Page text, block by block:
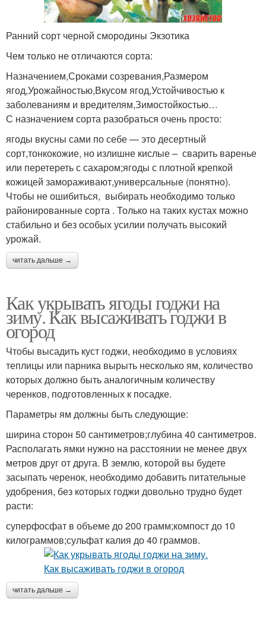
Ранний сорт черной смородины Экзотика
Чем только не отличаются сорта:
Назначением,Сроками созревания,Размером
ягод,Урожайностью,Вкусом ягод,Устойчивостью к
заболеваниям и вредителям,Зимостойкостью…
С назначением сорта разобраться очень просто:
ягоды вкусны сами по себе — это десертный
сорт,тонкокожие, но излишне кислые – сварить варенье
или перетереть с сахаром;ягоды с плотной крепкой
кожицей замораживают,универсальные (понятно).
Чтобы не ошибиться, выбирать необходимо только
районированные сорта . Только на таких кустах можно
стабильно и без особых усилии получать высокий
урожай.
читать дальше →
Как укрывать ягоды годжи на
зиму. Как высаживать годжи в
огород
Чтобы высадить куст годжи, необходимо в условиях
теплицы или парника вырыть несколько ям, количество
которых должно быть аналогичным количеству
черенков, подготовленных к посадке.
Параметры ям должны быть следующие:
ширина сторон 50 сантиметров;глубина 40 сантиметров.
Располагать ямки нужно на расстоянии не менее двух
метров друг от друга. В землю, которой вы будете
засыпать черенок, необходимо добавить питательные
удобрения, без которых годжи довольно трудно будет
расти:
суперфосфат в объеме до 200 грамм;компост до 10
килограммов;сульфат калия до 40 граммов.
читать дальше →